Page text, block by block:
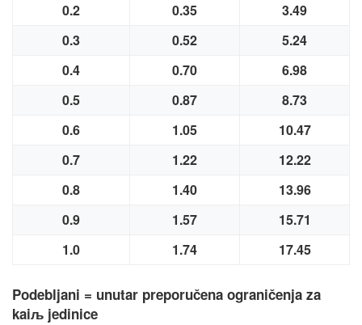
0.2
0.35
3.49
0.3
0.52
5.24
0.4
0.70
6.98
0.5
0.87
8.73
0.6
1.05
10.47
0.7
1.22
12.22
0.8
1.40
13.96
0.9
1.57
15.71
1.0
1.74 17.45
Podebljani = unutar preporučena ograničenja za
kaiљ jedinice